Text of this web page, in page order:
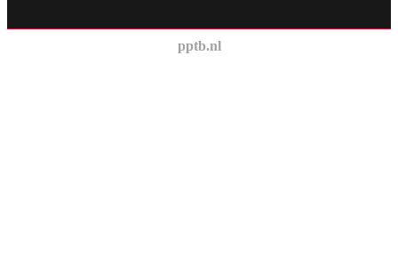
pptb.nl